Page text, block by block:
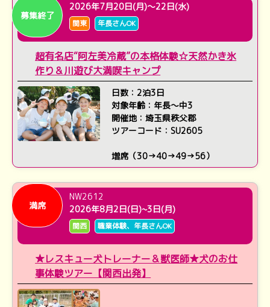
募集終了
2026年7月20日(月)～22日(水)
関東 年長さんOK
超有名店“阿左美冷蔵”の本格体験☆天然かき氷
作り＆川遊び大満喫キャンプ
日数：2泊3日
対象年齢：年長～中3
開催地：埼玉県秩父郡
ツアーコード：SU2605
増席（30→40→49→56）
満席
NW2612
2026年8月2日(日)~3日(月)
関西 職業体験、年長さんOK
★レスキュー犬トレーナー＆獣医師★犬のお仕
事体験ツアー【関西出発】